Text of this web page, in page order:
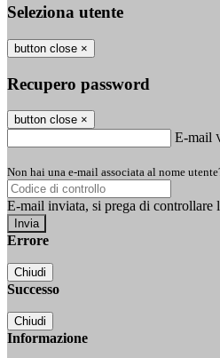
Seleziona utente
button close ×
Recupero password
button close ×
E-mail
Non hai una e-mail associata al nome
E-mail inviata, si prega di controllare
Errore
Chiudi
Successo
Chiudi
Informazione